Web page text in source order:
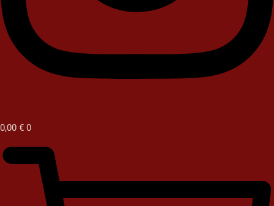
0,00 € 0